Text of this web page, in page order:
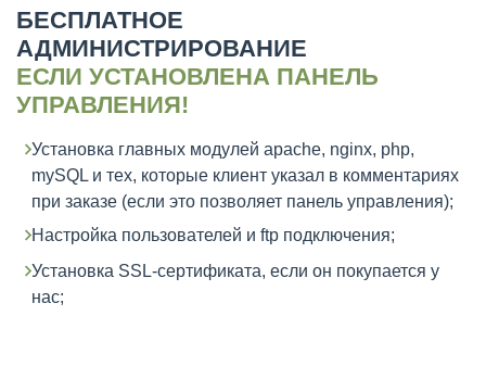
БЕСПЛАТНОЕ
АДМИНИСТРИРОВАНИЕ
ЕСЛИ УСТАНОВЛЕНА ПАНЕЛЬ
УПРАВЛЕНИЯ!
Установка главных модулей apache, nginx, php,
mySQL и тех, которые клиент указал в комментариях
при заказе (если это позволяет панель управления);
Настройка пользователей и ftp подключения;
Установка SSL-сертификата, если он покупается у
нас;